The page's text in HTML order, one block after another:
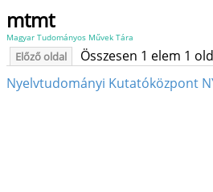
mtmt
Magyar Tudományos Művek Tára
Előző oldal
Összesen 1 elem 1
Nyelvtudományi Kutatóközpont